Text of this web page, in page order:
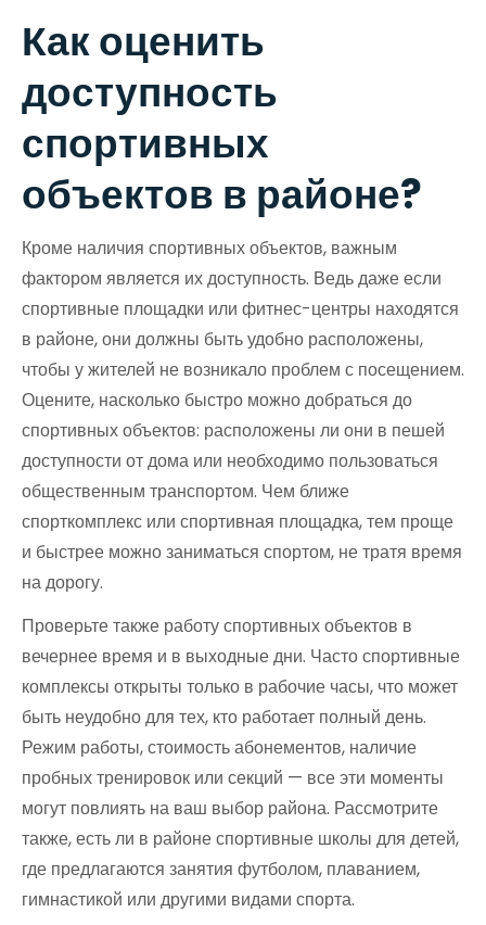
Как оценить
доступность
спортивных
объектов в районе?
Кроме наличия спортивных объектов, важным
фактором является их доступность. Ведь даже если
спортивные площадки или фитнес-центры находятся
в районе, они должны быть удобно расположены,
чтобы у жителей не возникало проблем с посещением.
Оцените, насколько быстро можно добраться до
спортивных объектов: расположены ли они в пешей
доступности от дома или необходимо пользоваться
общественным транспортом. Чем ближе
спорткомплекс или спортивная площадка, тем проще
и быстрее можно заниматься спортом, не тратя время
на дорогу.
Проверьте также работу спортивных объектов в
вечернее время и в выходные дни. Часто спортивные
комплексы открыты только в рабочие часы, что может
быть неудобно для тех, кто работает полный день.
Режим работы, стоимость абонементов, наличие
пробных тренировок или секций — все эти моменты
могут повлиять на ваш выбор района. Рассмотрите
также, есть ли в районе спортивные школы для детей,
где предлагаются занятия футболом, плаванием,
гимнастикой или другими видами спорта.